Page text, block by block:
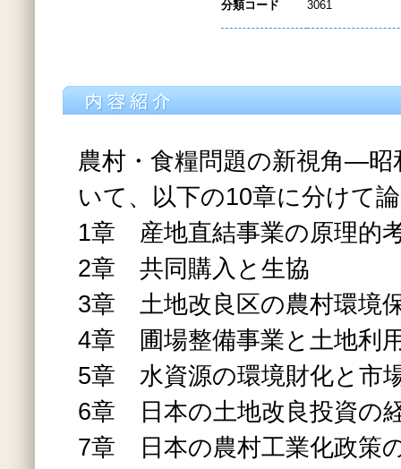
分類コード 3061
農村・食糧問題の新視角―
いて、以下の10章に分けて
1章 産地直結事業の原理的
2章 共同購入と生協
3章 土地改良区の農村環境
4章 圃場整備事業と土地利
5章 水資源の環境財化と市
6章 日本の土地改良投資の
7章 日本の農村工業化政策